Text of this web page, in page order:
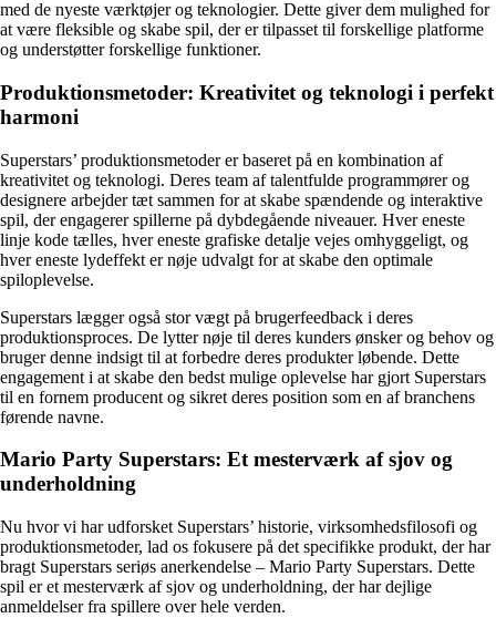
med de nyeste værktøjer og teknologier. Dette giver dem mulighed for
at være fleksible og skabe spil, der er tilpasset til forskellige platforme
og understøtter forskellige funktioner.
Produktionsmetoder: Kreativitet og teknologi i perfekt
harmoni
Superstars’ produktionsmetoder er baseret på en kombination af
kreativitet og teknologi. Deres team af talentfulde programmører og
designere arbejder tæt sammen for at skabe spændende og interaktive
spil, der engagerer spillerne på dybdegående niveauer. Hver eneste
linje kode tælles, hver eneste grafiske detalje vejes omhyggeligt, og
hver eneste lydeffekt er nøje udvalgt for at skabe den optimale
spiloplevelse.
Superstars lægger også stor vægt på brugerfeedback i deres
produktionsproces. De lytter nøje til deres kunders ønsker og behov og
bruger denne indsigt til at forbedre deres produkter løbende. Dette
engagement i at skabe den bedst mulige oplevelse har gjort Superstars
til en fornem producent og sikret deres position som en af branchens
førende navne.
Mario Party Superstars: Et mesterværk af sjov og
underholdning
Nu hvor vi har udforsket Superstars’ historie, virksomhedsfilosofi og
produktionsmetoder, lad os fokusere på det specifikke produkt, der har
bragt Superstars seriøs anerkendelse – Mario Party Superstars. Dette
spil er et mesterværk af sjov og underholdning, der har dejlige
anmeldelser fra spillere over hele verden.